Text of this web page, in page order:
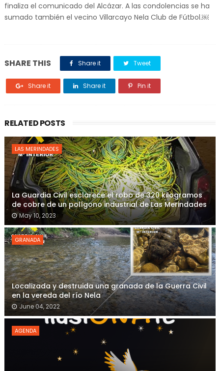
finaliza el comunicado del Alcázar. A las condolencias se ha
sumado también el vecino Villarcayo Nela Club de Fútbol.￼
SHARE THIS Share it Tweet
Share it Share it Pin it
RELATED POSTS
LAS MERINDADES
La Guardia Civil esclarece el robo de 320 kilogramos
de cobre de un polígono industrial de Las Merindades
May 10, 2023
GRANADA
Localizada y destruida una granada de la Guerra Civil
en la vereda del río Nela
June 04, 2022
AGENDA